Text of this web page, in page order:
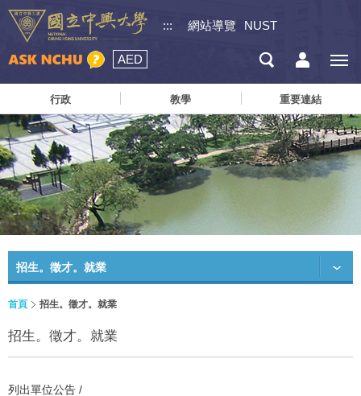
::: 網站導覽 NUST
AED
行政 教學 重要連結
招生。徵才。就業
首頁 招生。徵才。就業
招生。徵才。就業
列出單位公告 /